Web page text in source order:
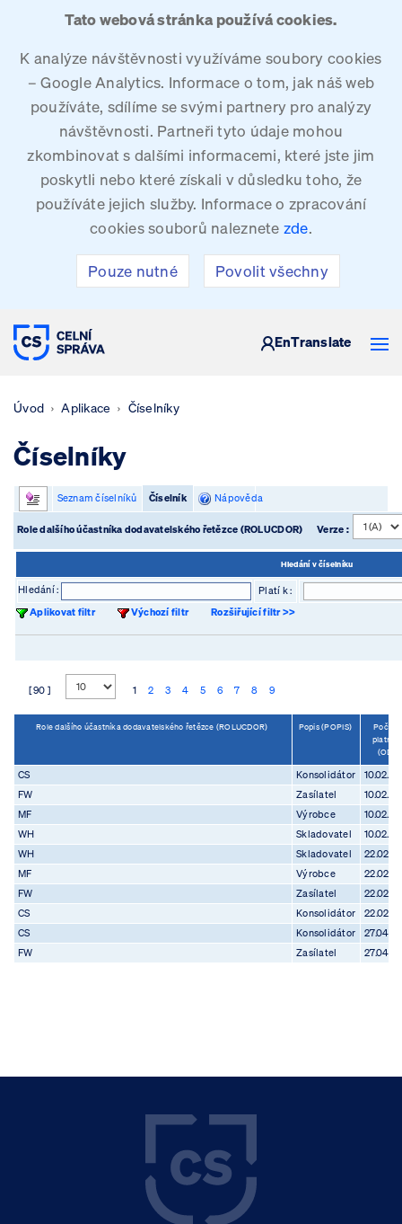
Tato webová stránka používá cookies.
K analýze návštěvnosti využíváme soubory cookies
– Google Analytics. Informace o tom, jak náš web
používáte, sdílíme se svými partnery pro analýzy
návštěvnosti. Partneři tyto údaje mohou
zkombinovat s dalšími informacemi, které jste jim
poskytli nebo které získali v důsledku toho, že
používáte jejich služby. Informace o zpracování
cookies souborů naleznete zde.
Pouze nutné Povolit všechny
CELNÍ SPRÁVA ČESKÉ REPUBLIKY
EnTranslate
Úvod Aplikace Číselníky
Číselníky
Seznam číselníků Číselník Nápověda
Role dalšího účastníka dodavatelského řetězce (ROLUCDOR) Verze :
Hledání v číselníku
Hledání :
Platí k :
Aplikovat filtr
Výchozí filtr Rozšiřující filtr >>
[ 90 ] 1 2 3 4 5 6 7 8 9
Role dalšího účastníka dodavatelského řetězce (ROLUCDOR) Popis (POPIS)
(OD)
CS Konsolidátor
FW
Zasílatel
MF
Výrobce
WH
Skladovatel
WH
Skladovatel
MF
Výrobce
FW
Zasílatel
CS
Konsolidátor
CS
Konsolidátor
FW
Zasílatel